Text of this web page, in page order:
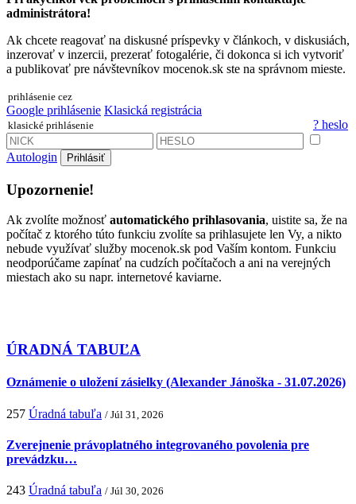
administrátora!
Ak chcete reagovať na diskusné príspevky v článkoch, v diskusiách,
inzerovať v inzercii, prezerať fotogalérie, či dokonca si ich vytvoriť
a publikovať pre návštevníkov mocenok.sk ste na správnom mieste.
prihlásenie cez
Google prihlásenie Klasická registrácia
klasické prihlásenie ? heslo
Autologin Prihlásiť
Upozornenie!
Ak zvolíte možnosť automatického prihlasovania, uistite sa, že na
počítač z ktorého túto funkciu zvolíte sa prihlasujete len Vy, a nikto
nebude využívať služby mocenok.sk pod Vaším kontom. Funkciu
neodporúčame zapínať na cudzích počítačoch a ani na verejných
miestach ako su napr. internetové kaviarne.
ÚRADNÁ TABUĽA
Oznámenie o uložení zásielky (Alexander Jánoška - 31.07.2026)
257 Úradná tabuľa / Júl 31, 2026
Zverejnenie právoplatného integrovaného povolenia pre
prevádzku…
243 Úradná tabuľa / Júl 30, 2026